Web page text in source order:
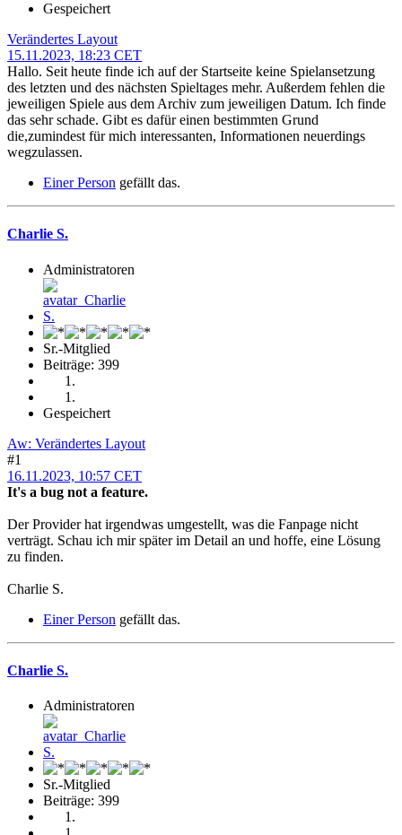
Gespeichert
Verändertes Layout
15.11.2023, 18:23 CET
Hallo. Seit heute finde ich auf der Startseite keine Spielansetzung
des letzten und des nächsten Spieltages mehr. Außerdem fehlen die
jeweiligen Spiele aus dem Archiv zum jeweiligen Datum. Ich finde
das sehr schade. Gibt es dafür einen bestimmten Grund
die,zumindest für mich interessanten, Informationen neuerdings
wegzulassen.
Einer Person gefällt das.
Charlie S.
Administratoren
Sr.-Mitglied
Beiträge: 399
Gespeichert
Aw: Verändertes Layout
#1
16.11.2023, 10:57 CET
It's a bug not a feature.
Der Provider hat irgendwas umgestellt, was die Fanpage nicht
verträgt. Schau ich mir später im Detail an und hoffe, eine Lösung
zu finden.
Charlie S.
Einer Person gefällt das.
Charlie S.
Administratoren
Sr.-Mitglied
Beiträge: 399